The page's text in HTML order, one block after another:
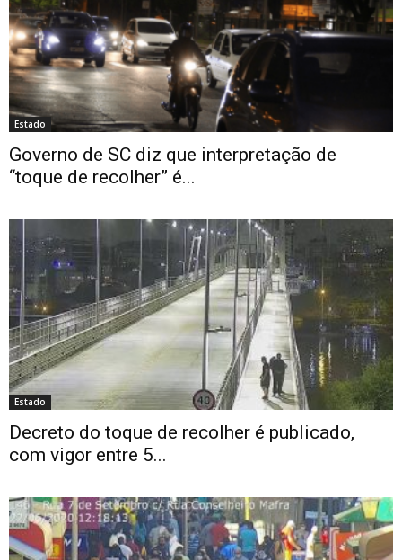
Estado
Governo de SC diz que interpretação de
“toque de recolher” é...
Estado
Decreto do toque de recolher é publicado,
com vigor entre 5...